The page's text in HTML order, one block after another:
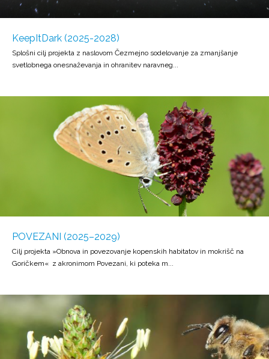
KeepItDark (2025-2028)
Splošni cilj projekta z naslovom Čezmejno sodelovanje za zmanjšanje
svetlobnega onesnaževanja in ohranitev naravneg...
POVEZANI (2025–2029)
Cilj projekta »Obnova in povezovanje kopenskih habitatov in mokrišč na
Goričkem« z akronimom Povezani, ki poteka m...